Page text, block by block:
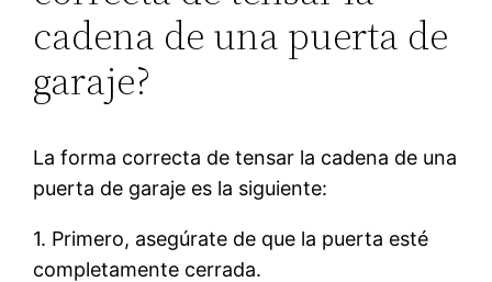
cadena de una puerta de
garaje?
La forma correcta de tensar la cadena de una
puerta de garaje es la siguiente:
1. Primero, asegúrate de que la puerta esté
completamente cerrada.